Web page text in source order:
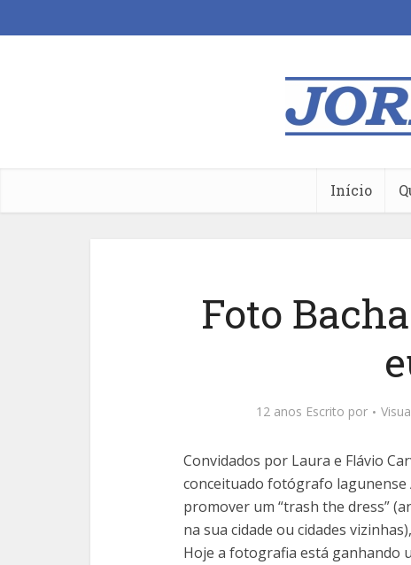
Início
Foto
12 anos Escrito por
Convidados por Laura e Flávio
conceituado fotógrafo lagunense
promover um “trash the dress”
na sua cidade ou cidades
Hoje a fotografia está ganhando